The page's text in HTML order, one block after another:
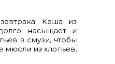
Каша из
насыщает и
в смузи, чтобы
мюсли из хлопьев,